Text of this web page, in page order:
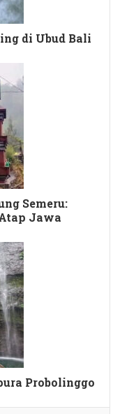
di Ubud Bali
Semeru:
Jawa
Probolinggo